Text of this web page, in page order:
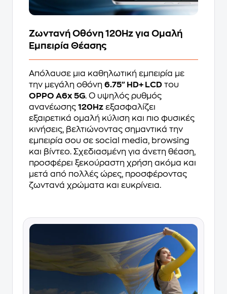
Ζωντανή Οθόνη 120Hz για Ομαλή
Εμπειρία Θέασης
Απόλαυσε μια καθηλωτική εμπειρία με
την μεγάλη οθόνη 6.75" HD+ LCD του
OPPO A6x 5G. Ο υψηλός ρυθμός
ανανέωσης 120Hz εξασφαλίζει
εξαιρετικά ομαλή κύλιση και πιο φυσικές
κινήσεις, βελτιώνοντας σημαντικά την
εμπειρία σου σε social media, browsing
και βίντεο. Σχεδιασμένη για άνετη θέαση,
προσφέρει ξεκούραστη χρήση ακόμα και
μετά από πολλές ώρες, προσφέροντας
ζωντανά χρώματα και ευκρίνεια.